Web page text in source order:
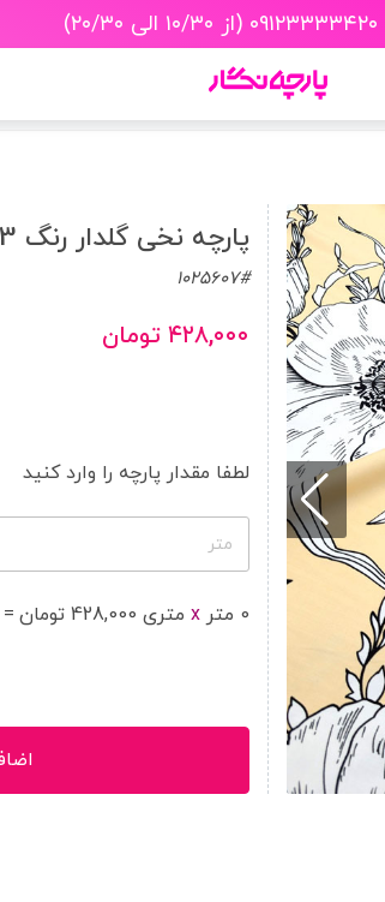
پارچه نخی گلدار رنگ 813
1025607#
۴۲۸,۰۰۰ تومان
لطفا مقدار پارچه را وارد کنید
متر
0 متر x متری 428,000 تومان =